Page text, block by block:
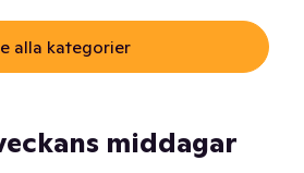
alla kategorier
middagar